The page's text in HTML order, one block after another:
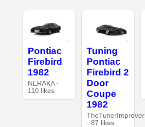
Pontiac
Firebird
1982
NERAKA ·
110 likes
Tuning
Pontiac
Firebird 2
Door
Coupe
1982
TheTunerImprover
· 87 likes